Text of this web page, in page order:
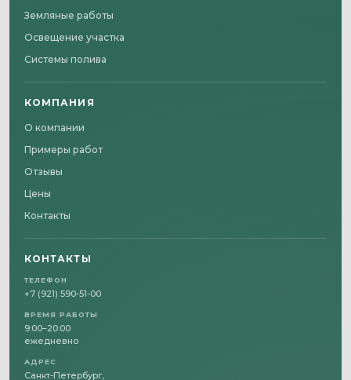
Земляные работы
Освещение участка
Системы полива
КОМПАНИЯ
О компании
Примеры работ
Отзывы
Цены
Контакты
КОНТАКТЫ
ТЕЛЕФОН
+7 (921) 590-51-00
ВРЕМЯ РАБОТЫ
9:00–20:00
ежедневно
АДРЕС
Санкт-Петербург,